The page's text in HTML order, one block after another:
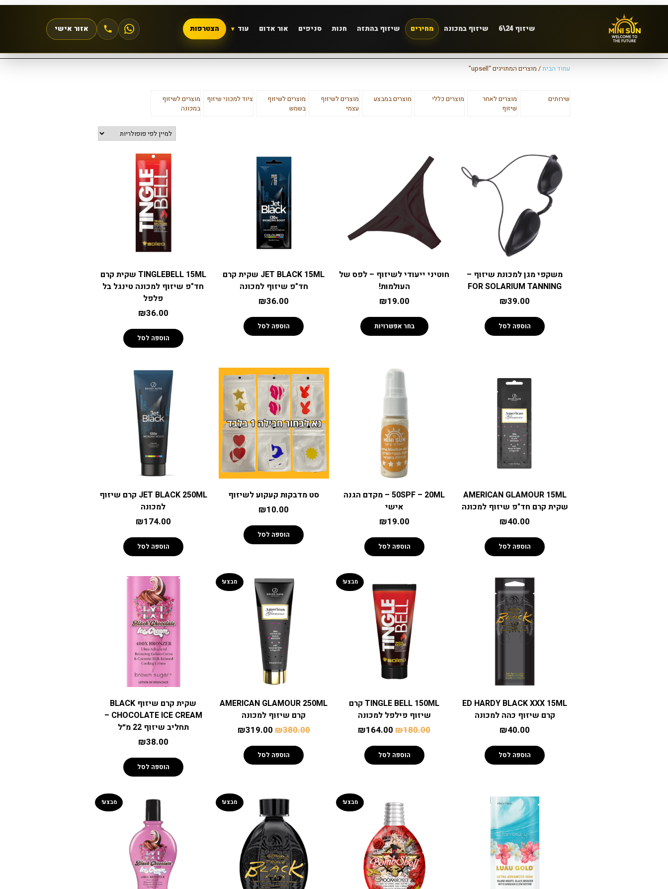
שיזוף 24\6 שיזוף במכונה מחירים שיזוף בהתזה חנות סניפים אור אדום עוד הצטרפות אזור אישי
עמוד הבית/ מוצרים המתויגים “upsell”
שירותים
מוצרים לאחר
שיזוף
מוצרים כללי מוצרים במבצע
מוצרים לשיזוף
עצמי
מוצרים לשיזוף
בשמש
ציוד למכוני שיזוף
מוצרים לשיזוף
במכונה
משקפי מגן למכונת שיזוף –
FOR SOLARIUM TANNING
₪39.00
הוספה לסל
חוטיני ייעודי לשיזוף – לפס של
העולמות!
₪19.00
בחר אפשרויות
JET BLACK 15ML שקית קרם
חד"פ שיזוף למכונה
₪36.00
הוספה לסל
TINGLEBELL 15ML שקית קרם
חד"פ שיזוף למכונה טינגל בל
פלפל
₪36.00
הוספה לסל
AMERICAN GLAMOUR 15ML
שקית קרם חד"פ שיזוף למכונה
₪40.00
הוספה לסל
50SPF – 20ML – מקדם הגנה
אישי
₪19.00
הוספה לסל
סט מדבקות קעקוע לשיזוף
₪10.00
הוספה לסל
JET BLACK 250ML קרם שיזוף
למכונה
₪174.00
הוספה לסל
ED HARDY BLACK XXX 15ML
קרם שיזוף כהה למכונה
₪40.00
הוספה לסל
מבצע!
TINGLE BELL 150ML קרם
שיזוף פילפל למכונה
₪180.00
₪164.00
הוספה לסל
מבצע!
AMERICAN GLAMOUR 250ML
קרם שיזוף למכונה
₪380.00
₪319.00
הוספה לסל
שקית קרם שיזוף BLACK
CHOCOLATE ICE CREAM –
תחליב שיזוף 22 מ״ל
₪38.00
הוספה לסל
מבצע! מבצע! מבצע!